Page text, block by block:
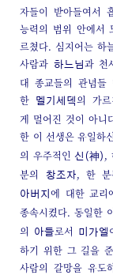
자들이 받아들여서
능력의 범위 안에서
르쳤다. 심지어는 하
사람과 하느님 과 천
대 종교들의 관념들
한
멜기세덱의 가
게 멀어진 것이 아니
한 이 선생은 유일하
의 우주적인 신(神) ,
분의
창조자, 한 분
아버지에 대한 교리
종속시켰다. 동일한
의 아들로서 미가엘
하기 위한 그 길을
사람의 갈망을 유도